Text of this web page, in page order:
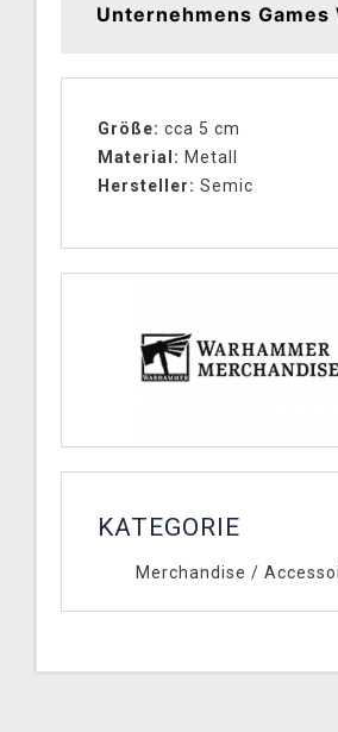
Unternehmens Games
Größe: cca 5 cm
Material: Metall
Hersteller: Semic
KATEGORIE
Merchandise /